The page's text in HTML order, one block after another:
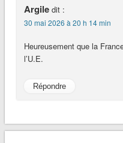
Argile dit :
30 mai 2026 à 20 h 14 min
Heureusement que la
l’U.E.
Répondre